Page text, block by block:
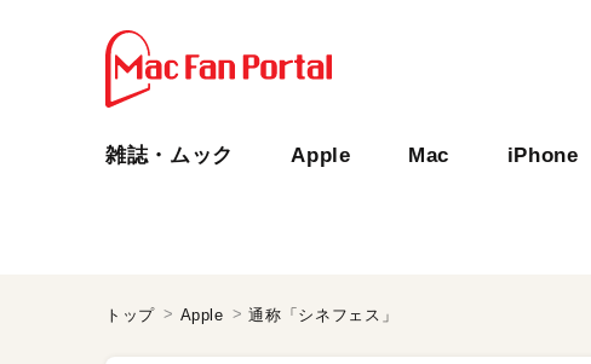
雑誌・ムック Apple Mac iPhone
トップ Apple 通称「シネフェス」